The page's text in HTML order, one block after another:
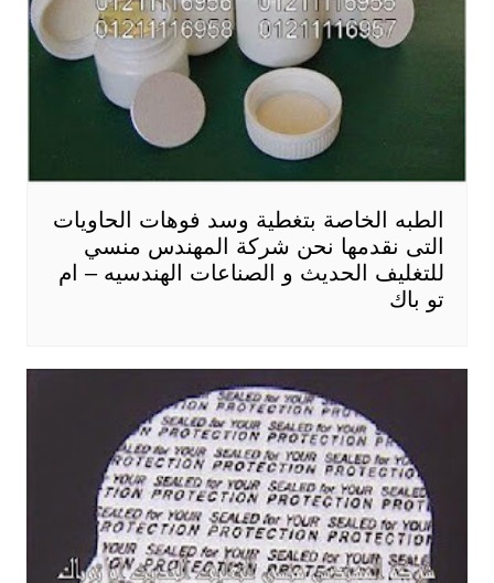
الطبه الخاصة بتغطية وسد فوهات الحاويات
التى نقدمها نحن شركة المهندس منسي
للتغليف الحديث و الصناعات الهندسيه – ام
تو باك